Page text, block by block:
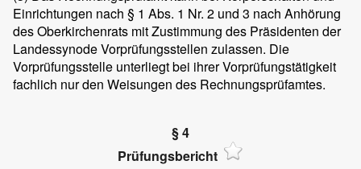
Einrichtungen nach § 1 Abs. 1 Nr. 2 und 3 nach Anhörung
des Oberkirchenrats mit Zustimmung des Präsidenten der
Landessynode Vorprüfungsstellen zulassen. Die
Vorprüfungsstelle unterliegt bei ihrer Vorprüfungstätigkeit
fachlich nur den Weisungen des Rechnungsprüfamtes.
§ 4
Prüfungsbericht